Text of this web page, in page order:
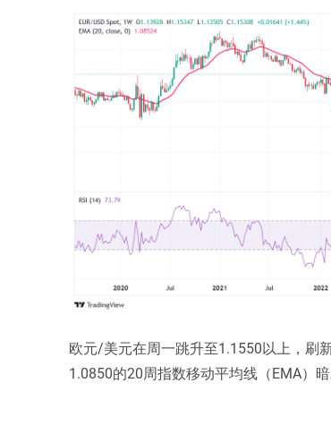
欧元/美元在周一跳升至1.1550以上，刷
1.0850的20周指数移动平均线（EMA）暗